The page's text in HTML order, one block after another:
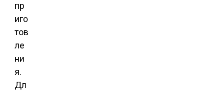
пр
иго
тов
ле
ни
я.
Дл